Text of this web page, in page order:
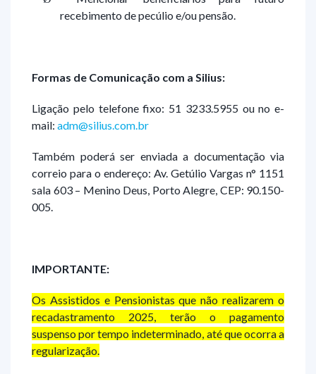
recebimento de pecúlio e/ou pensão.
Formas de Comunicação com a Silius:
Ligação pelo telefone fixo: 51 3233.5955 ou no e-
mail: adm@silius.com.br
Também poderá ser enviada a documentação via
correio para o endereço: Av. Getúlio Vargas n° 1151
sala 603 – Menino Deus, Porto Alegre, CEP: 90.150-
005.
IMPORTANTE:
Os Assistidos e Pensionistas que não realizarem o
recadastramento 2025, terão o pagamento
suspenso por tempo indeterminado, até que ocorra a
regularização.